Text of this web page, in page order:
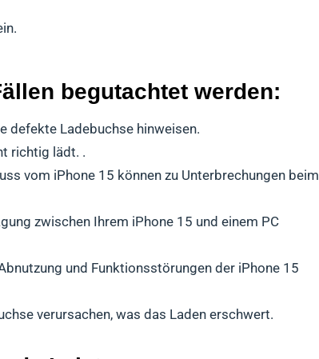
begutachtet werden:
defekte Ladebuchse hinweisen.
richtig lädt. .
vom iPhone 15 können zu Unterbrechungen beim
zwischen Ihrem iPhone 15 und einem PC
und Funktionsstörungen der iPhone 15
verursachen, was das Laden erschwert.